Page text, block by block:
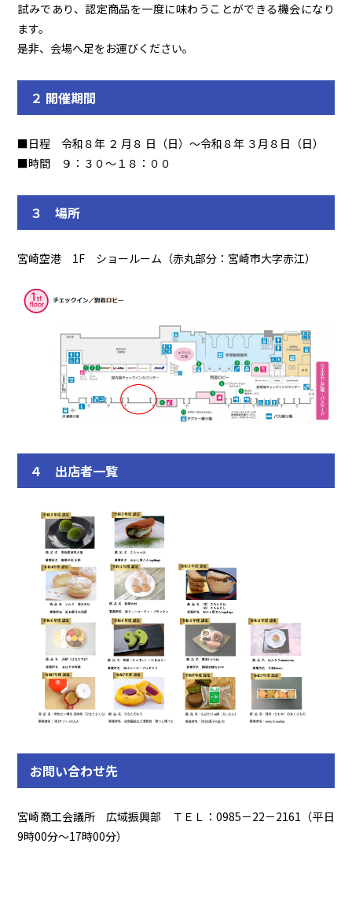
試みであり、認定商品を一度に味わうことができる機会になり
ます。
是非、会場へ足をお運びください。
２ 開催期間
■日程 令和８年 ２ 月８ 日（日）～令和８年 ３月８日（日）
■時間 ９：３０～１８：００
３ 場所
宮崎空港 1F ショールーム（赤丸部分：宮崎市大字赤江）
４ 出店者一覧
お問い合わせ先
宮崎商工会議所 広域振興部 ＴＥＬ：0985－22－2161（平日
9時00分～17時00分）